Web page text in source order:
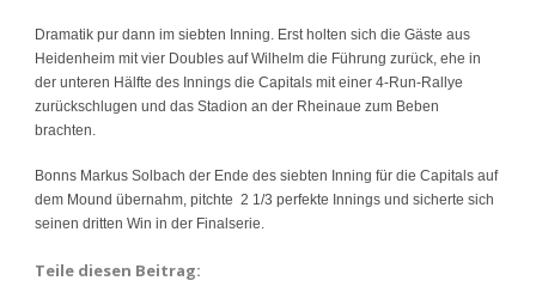
Dramatik pur dann im siebten Inning. Erst holten sich die Gäste aus
Heidenheim mit vier Doubles auf Wilhelm die Führung zurück, ehe in
der unteren Hälfte des Innings die Capitals mit einer 4-Run-Rallye
zurückschlugen und das Stadion an der Rheinaue zum Beben
brachten.
Bonns Markus Solbach der Ende des siebten Inning für die Capitals auf
dem Mound übernahm, pitchte 2 1/3 perfekte Innings und sicherte sich
seinen dritten Win in der Finalserie.
Teile diesen Beitrag: